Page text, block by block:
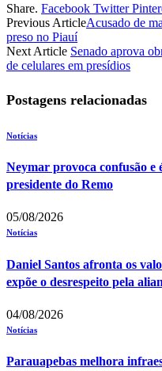
Share. Facebook Twitter
Previous ArticleAcusado de
preso no Piauí
Next Article Senado aprova
de celulares em presídios
Postagens relacionadas
Notícias
Neymar provoca confusão e
presidente do Remo
05/08/2026
Notícias
Daniel Santos afronta os
expõe o desrespeito pela
04/08/2026
Notícias
Parauapebas melhora